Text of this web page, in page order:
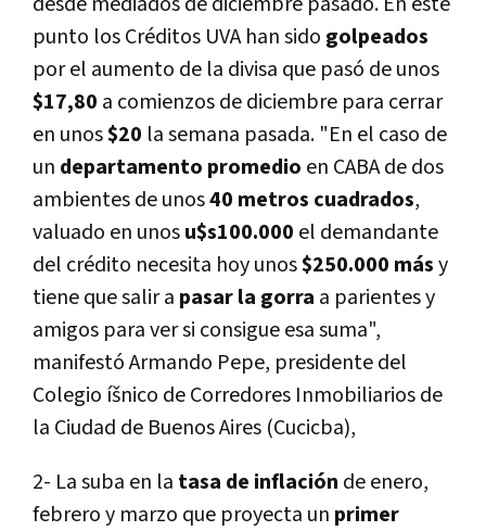
punto los Créditos UVA han sido golpeados
por el aumento de la divisa que pasó de unos
$17,80 a comienzos de diciembre para cerrar
en unos$20 la semana pasada. "En el caso de
un departamento promedio en CABA de dos
ambientes de unos40 metros cuadrados,
valuado en unosu$s100.000 el demandante
del crédito necesita hoy unos$250.000 másy
tiene que salir a pasar la gorra a parientes y
amigos para ver si consigue esa suma",
manifestó Armando Pepe, presidente del
Colegio íšnico de Corredores Inmobiliarios de
la Ciudad de Buenos Aires (Cucicba),
2- La suba en la tasa de inflación de enero,
febrero y marzo que proyecta un primer